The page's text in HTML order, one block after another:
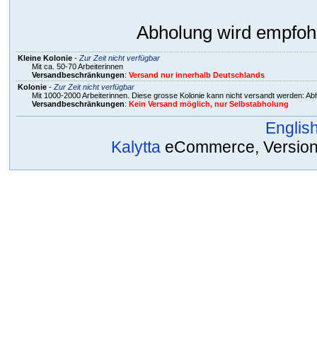
Abholung wird
Kleine Kolonie- Zur Zeit nicht verfügbar
Mit ca. 50-70 Arbeiterinnen
Versandbeschränkungen: Versand nur innerhalb Deutschlands
Kolonie- Zur Zeit nicht verfügbar
Mit 1000-2000 Arbeiterinnen. Diese grosse Kolonie kann nicht versandt werden:
Versandbeschränkungen: Kein Versand möglich, nur Selbstabholung
Kalytta eCommerce,